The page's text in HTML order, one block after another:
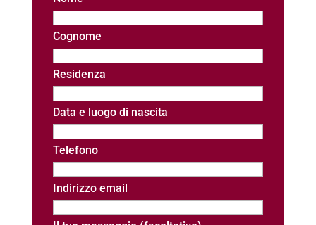
Cognome
Residenza
Data e luogo di nascita
Telefono
Indirizzo email